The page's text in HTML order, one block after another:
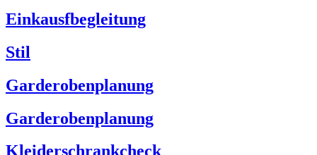
Einkausfbegleitung
Stil
Garderobenplanung
Garderobenplanung
Kleiderschrankcheck